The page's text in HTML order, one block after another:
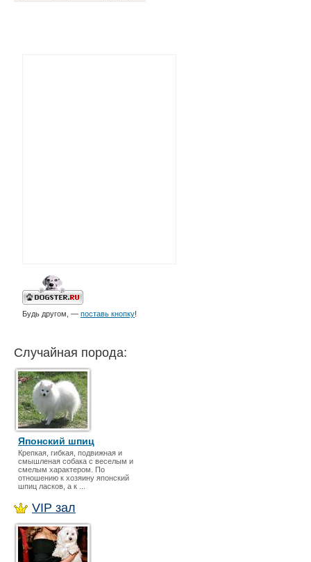
Будь другом, — поставь кнопку!
Случайная порода:
Японский шпиц
Крепкая, гибкая, подвижная и
смышленая собака с веселым и
смелым характером. По
отношению к хозяину японский
шпиц ласков, а к ...
VIP зал